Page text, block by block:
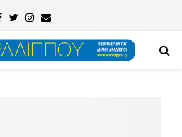
Facebook
TwitterInstagram
Email